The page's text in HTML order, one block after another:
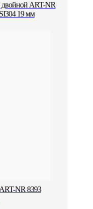
ART-NR
19 мм
NR 8393